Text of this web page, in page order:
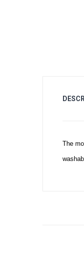
The